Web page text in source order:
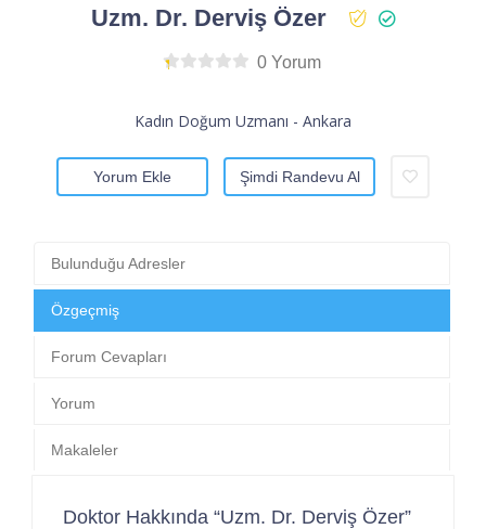
Uzm. Dr. Derviş Özer
0 Yorum
Kadın Doğum Uzmanı - Ankara
Yorum Ekle Şimdi Randevu Al
Bulunduğu Adresler
Özgeçmiş
Forum Cevapları
Yorum
Makaleler
Doktor Hakkında “Uzm. Dr. Derviş Özer”